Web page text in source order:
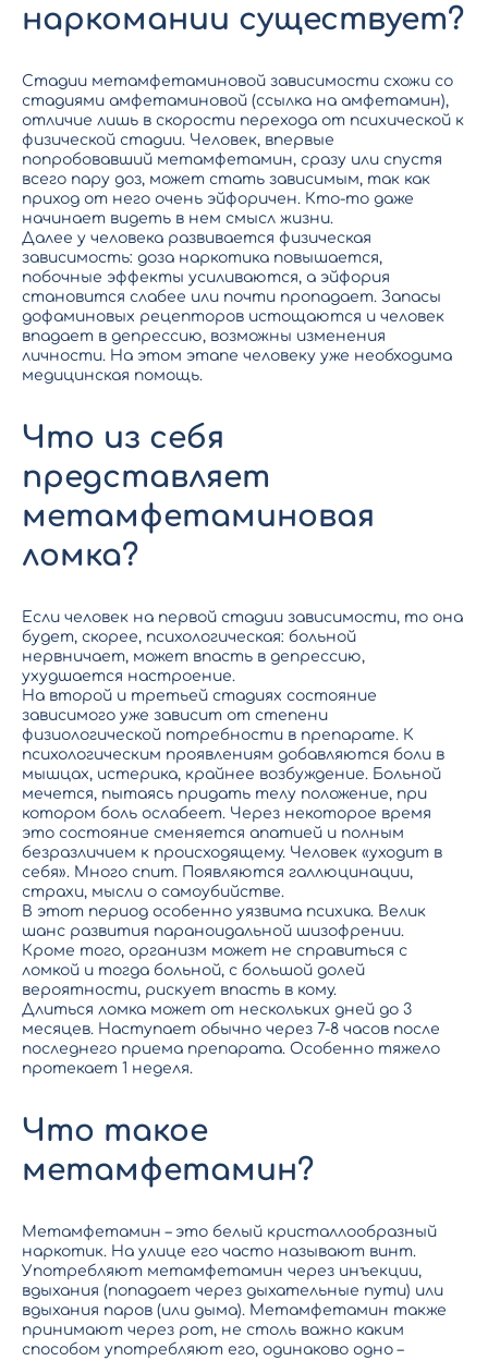
наркомании существует?
Стадии метамфетаминовой зависимости схожи со
стадиями амфетаминовой (ссылка на амфетамин),
отличие лишь в скорости перехода от психической к
физической стадии. Человек, впервые
попробовавший метамфетамин, сразу или спустя
всего пару доз, может стать зависимым, так как
приход от него очень эйфоричен. Кто-то даже
начинает видеть в нем смысл жизни.
Далее у человека развивается физическая
зависимость: доза наркотика повышается,
побочные эффекты усиливаются, а эйфория
становится слабее или почти пропадает. Запасы
дофаминовых рецепторов истощаются и человек
впадает в депрессию, возможны изменения
личности. На этом этапе человеку уже необходима
медицинская помощь.
Что из себя
представляет
метамфетаминовая
ломка?
Если человек на первой стадии зависимости, то она
будет, скорее, психологическая: больной
нервничает, может впасть в депрессию,
ухудшается настроение.
На второй и третьей стадиях состояние
зависимого уже зависит от степени
физиологической потребности в препарате. К
психологическим проявлениям добавляются боли в
мышцах, истерика, крайнее возбуждение. Больной
мечется, пытаясь придать телу положение, при
котором боль ослабеет. Через некоторое время
это состояние сменяется апатией и полным
безразличием к происходящему. Человек «уходит в
себя». Много спит. Появляются галлюцинации,
страхи, мысли о самоубийстве.
В этот период особенно уязвима психика. Велик
шанс развития параноидальной шизофрении.
Кроме того, организм может не справиться с
ломкой и тогда больной, с большой долей
вероятности, рискует впасть в кому.
Длиться ломка может от нескольких дней до 3
месяцев. Наступает обычно через 7-8 часов после
последнего приема препарата. Особенно тяжело
протекает 1 неделя.
Что такое
метамфетамин?
Метамфетамин – это белый кристаллообразный
наркотик. На улице его часто называют винт.
Употребляют метамфетамин через инъекции,
вдыхания (попадает через дыхательные пути) или
вдыхания паров (или дыма). Метамфетамин также
принимают через рот, не столь важно каким
способом употребляют его, одинаково одно –